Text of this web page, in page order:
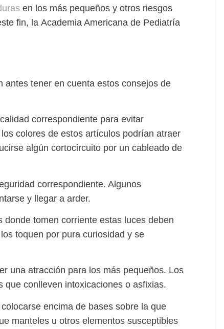
en los más pequeños y otros riesgos
fin, la Academia Americana de Pediatría
antes tener en cuenta estos consejos de
correspondiente para evitar
colores de estos artículos podrían atraer
algún cortocircuito por un cableado de
correspondiente. Algunos
y llegar a arder.
tomen corriente estas luces deben
toquen por pura curiosidad y se
una atracción para los más pequeños. Los
que conlleven intoxicaciones o asfixias.
encima de bases sobre la que
manteles u otros elementos susceptibles